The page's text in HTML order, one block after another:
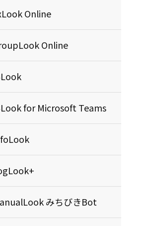
Online
Online
for Microsoft Teams
みちびきBot